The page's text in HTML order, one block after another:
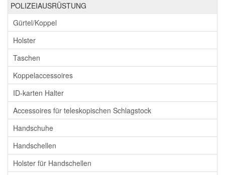
POLIZEIAUSRÜSTUNG
Gürtel/Koppel
Holster
Taschen
Koppelaccessoires
ID-karten Halter
Accessoires für teleskopischen Schlagstock
Handschuhe
Handschellen
Holster für Handschellen